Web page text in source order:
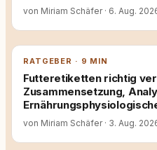
von Miriam Schäfer · 6. Aug.
RATGEBER · 9 MIN
Futteretiketten richtig
Zusammensetzung,
von Miriam Schäfer · 3. Aug.